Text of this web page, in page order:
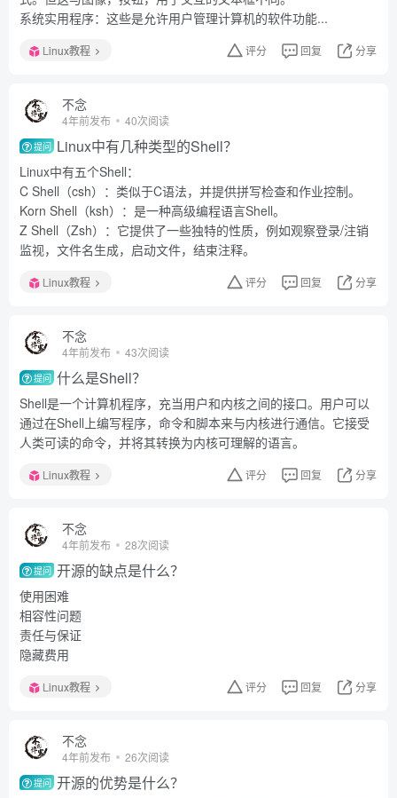
系统实用程序：这些是允许用户管理计算机的软件功能...
Linux教程 评分 回复 分享
不念
4年前发布 40次阅读
提问 Linux中有几种类型的Shell？
Linux中有五个Shell：
C Shell（csh）：类似于C语法，并提供拼写检查和作业控制。
Korn Shell（ksh）：是一种高级编程语言Shell。
Z Shell（Zsh）：它提供了一些独特的性质，例如观察登录/注销
监视，文件名生成，启动文件，结束注释。
Linux教程 评分 回复 分享
不念
4年前发布 43次阅读
提问 什么是Shell？
Shell是一个计算机程序，充当用户和内核之间的接口。用户可以
通过在Shell上编写程序，命令和脚本来与内核进行通信。它接受
人类可读的命令，并将其转换为内核可理解的语言。
Linux教程 评分 回复 分享
不念
4年前发布 28次阅读
提问 开源的缺点是什么？
使用困难
相容性问题
责任与保证
隐藏费用
Linux教程 评分 回复 分享
不念
4年前发布 26次阅读
提问 开源的优势是什么？